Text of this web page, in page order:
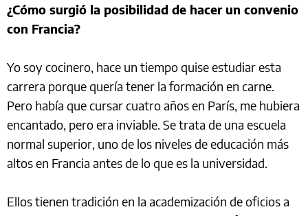
¿Cómo surgió la posibilidad de hacer un convenio
con Francia?
Yo soy cocinero, hace un tiempo quise estudiar esta
carrera porque quería tener la formación en carne.
Pero había que cursar cuatro años en París, me hubiera
encantado, pero era inviable. Se trata de una escuela
normal superior, uno de los niveles de educación más
altos en Francia antes de lo que es la universidad.
Ellos tienen tradición en la academización de oficios a